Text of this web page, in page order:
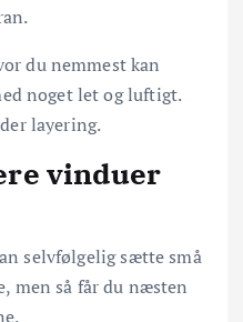
du nemmest kan
noget let og luftigt.
layering.
vinduer
selvfølgelig sætte små
men så får du næsten